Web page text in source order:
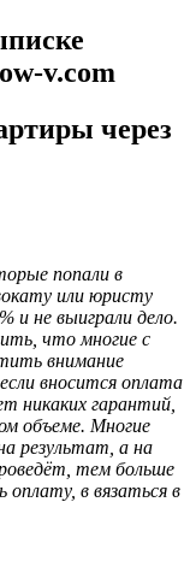
v.com
через
попали в
или юристу
и не выиграли дело.
что многие с
внимание
вносится оплата
никаких гарантий,
объеме. Многие
результат, а на
тем больше
оплату, в вязаться в